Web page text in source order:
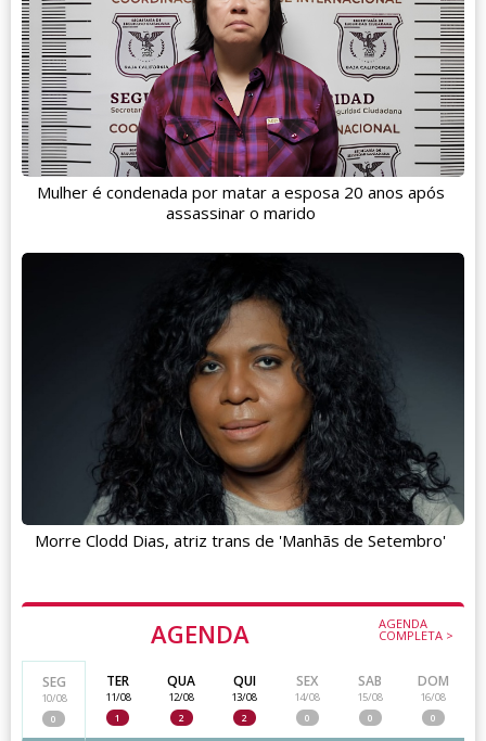
AGENDA AGENDA
COMPLETA >
SEG
10/08
0
TER
11/08
1
QUA
12/08
2
QUI
13/08
2
SEX
14/08
0
SAB
15/08
0
DOM
16/08
0
Mulher é condenada por matar a esposa 20 anos após
assassinar o marido
Morre Clodd Dias, atriz trans de 'Manhãs de Setembro'